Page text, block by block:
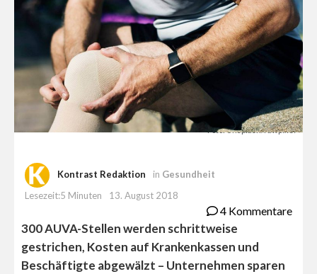
Foto: Unsplash/rawpixel
Kontrast Redaktion in Gesundheit
Lesezeit:5 Minuten
13. August 2018
4 Kommentare
300 AUVA-Stellen werden schrittweise
gestrichen, Kosten auf Krankenkassen und
Beschäftigte abgewälzt – Unternehmen sparen